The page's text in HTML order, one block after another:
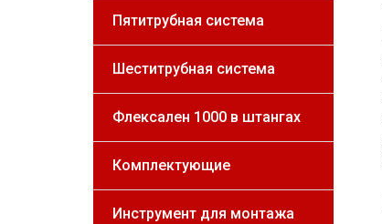
Пятитрубная система
Шеститрубная система
Флексален 1000 в штангах
Комплектующие
Инструмент для монтажа